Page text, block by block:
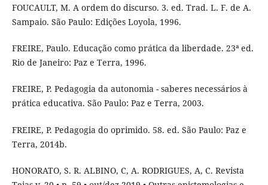
FOUCAULT, M. A ordem do discurso. 3. ed. Trad. L. F. de A.
Sampaio. São Paulo: Edições Loyola, 1996.
FREIRE, Paulo. Educação como prática da liberdade. 23ª ed.
Rio de Janeiro: Paz e Terra, 1996.
FREIRE, P. Pedagogia da autonomia - saberes necessários à
prática educativa. São Paulo: Paz e Terra, 2003.
FREIRE, P. Pedagogia do oprimido. 58. ed. São Paulo: Paz e
Terra, 2014b.
HONORATO, S. R. ALBINO, C, A. RODRIGUES, A, C. Revista